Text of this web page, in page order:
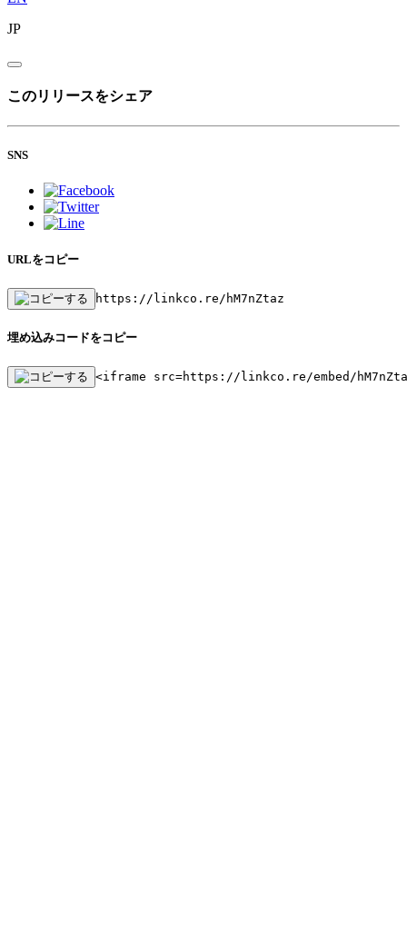
JP
このリリースをシェア
SNS
URLをコピー
https://linkco.re/hM7nZtaz
埋め込みコードをコピー
<iframe src=https://linkco.re/embed/